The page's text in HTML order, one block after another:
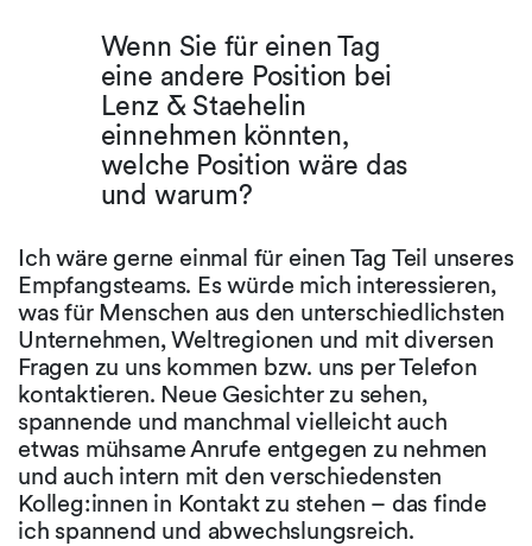
Wenn Sie für einen Tag
eine andere Position bei
Lenz & Staehelin
einnehmen könnten,
welche Position wäre das
und warum?
Ich wäre gerne einmal für einen Tag Teil unseres
Empfangsteams. Es würde mich interessieren,
was für Menschen aus den unterschiedlichsten
Unternehmen, Weltregionen und mit diversen
Fragen zu uns kommen bzw. uns per Telefon
kontaktieren. Neue Gesichter zu sehen,
spannende und manchmal vielleicht auch
etwas mühsame Anrufe entgegen zu nehmen
und auch intern mit den verschiedensten
Kolleg:innen in Kontakt zu stehen – das finde
ich spannend und abwechslungsreich.